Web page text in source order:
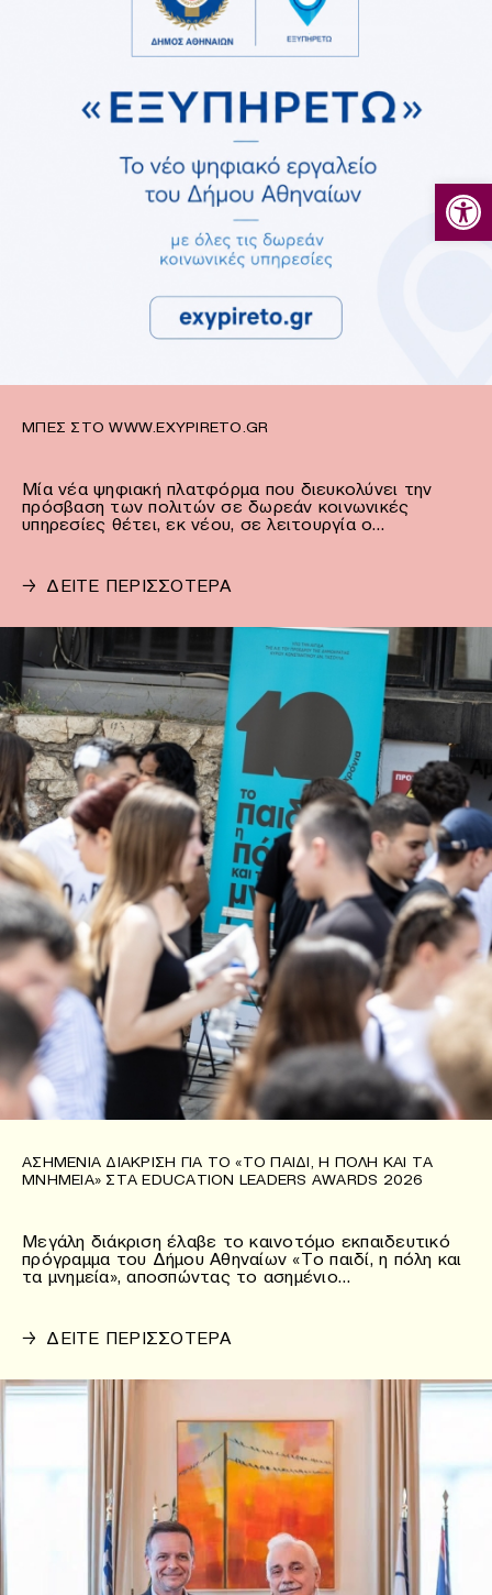
ΜΠΕΣ ΣΤΟ WWW.EXYPIRETO.GR
Μία νέα ψηφιακή πλατφόρμα που διευκολύνει την
πρόσβαση των πολιτών σε δωρεάν κοινωνικές
υπηρεσίες θέτει, εκ νέου, σε λειτουργία ο…
→ ΔΕΙΤΕ ΠΕΡΙΣΣΟΤΕΡΑ
ΑΣΗΜΈΝΙΑ ΔΙΆΚΡΙΣΗ ΓΙΑ ΤΟ «ΤΟ ΠΑΙΔΊ, Η ΠΌΛΗ ΚΑΙ ΤΑ
ΜΝΗΜΕΊΑ» ΣΤΑ EDUCATION LEADERS AWARDS 2026
Μεγάλη διάκριση έλαβε το καινοτόμο εκπαιδευτικό
πρόγραμμα του Δήμου Αθηναίων «Το παιδί, η πόλη και
τα μνημεία», αποσπώντας το ασημένιο…
→ ΔΕΙΤΕ ΠΕΡΙΣΣΟΤΕΡΑ